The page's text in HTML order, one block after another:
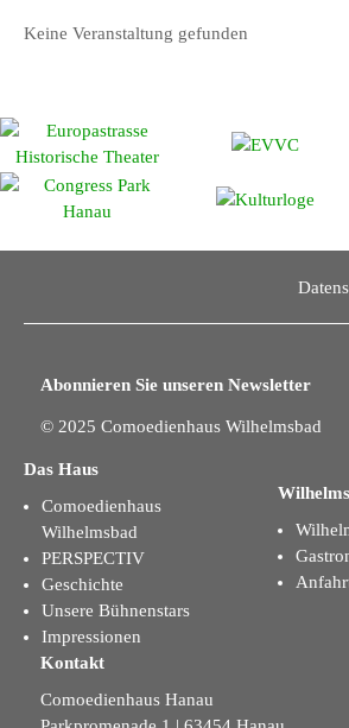
Keine Veranstaltung gefunden
Abonnieren Sie unseren Newsletter
© 2025 Comoedienhaus Wilhelmsbad
Das Haus
Comoedienhaus
Wilhelmsbad
PERSPECTIV
Geschichte
Unsere Bühnenstars
Impressionen
Kontakt
Comoedienhaus Hanau